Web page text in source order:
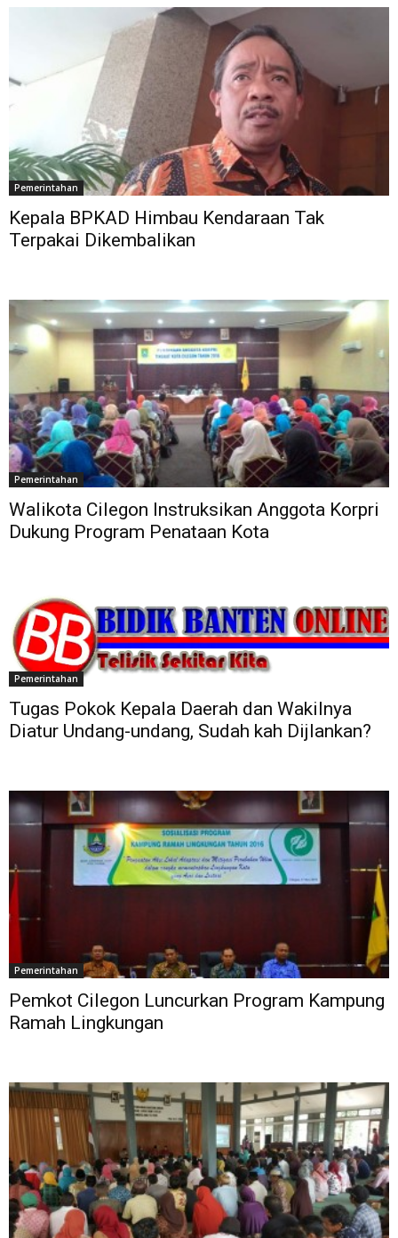
Pemerintahan
Kepala BPKAD Himbau Kendaraan Tak
Terpakai Dikembalikan
Pemerintahan
Walikota Cilegon Instruksikan Anggota Korpri
Dukung Program Penataan Kota
Pemerintahan
Tugas Pokok Kepala Daerah dan Wakilnya
Diatur Undang-undang, Sudah kah Dijlankan?
Pemerintahan
Pemkot Cilegon Luncurkan Program Kampung
Ramah Lingkungan